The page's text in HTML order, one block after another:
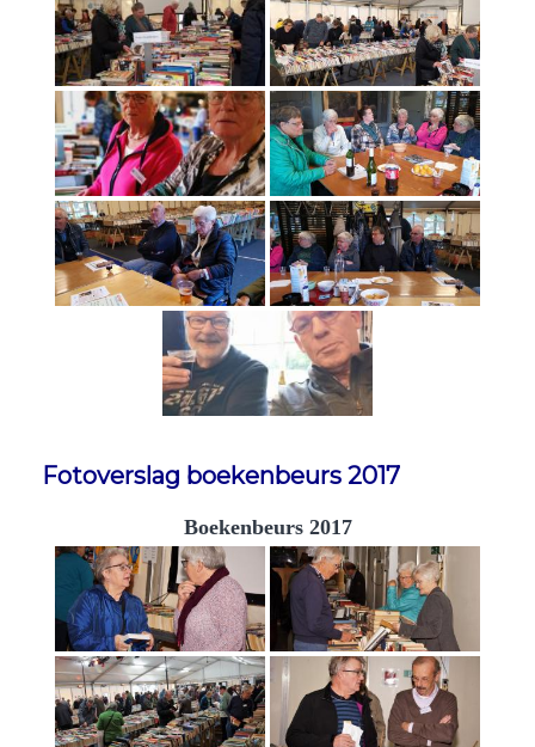
Fotoverslag boekenbeurs 2017
Boekenbeurs 2017